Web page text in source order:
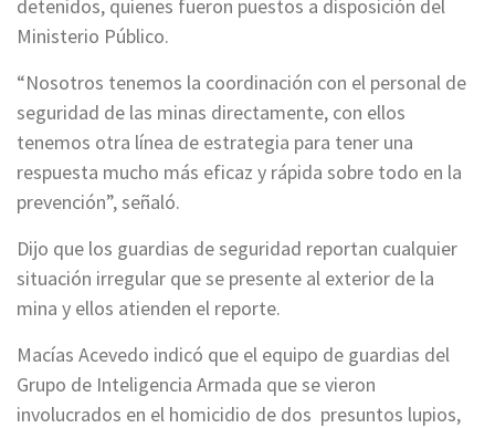
detenidos, quienes fueron puestos a disposición del
Ministerio Público.
“Nosotros tenemos la coordinación con el personal de
seguridad de las minas directamente, con ellos
tenemos otra línea de estrategia para tener una
respuesta mucho más eficaz y rápida sobre todo en la
prevención”, señaló.
Dijo que los guardias de seguridad reportan cualquier
situación irregular que se presente al exterior de la
mina y ellos atienden el reporte.
Macías Acevedo indicó que el equipo de guardias del
Grupo de Inteligencia Armada que se vieron
involucrados en el homicidio de dos presuntos lupios,